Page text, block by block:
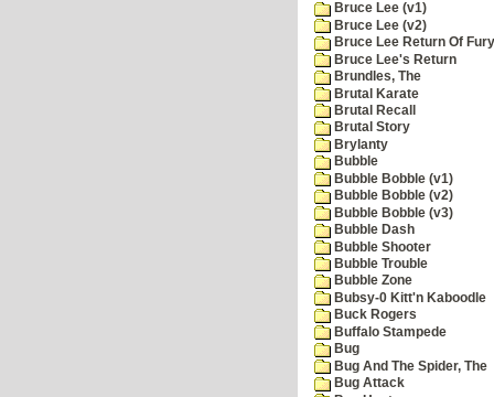
Bruce Lee (v1)
Bruce Lee (v2)
Bruce Lee Return Of Fury
Bruce Lee's Return
Brundles, The
Brutal Karate
Brutal Recall
Brutal Story
Brylanty
Bubble
Bubble Bobble (v1)
Bubble Bobble (v2)
Bubble Bobble (v3)
Bubble Dash
Bubble Shooter
Bubble Trouble
Bubble Zone
Bubsy-0 Kitt'n Kaboodle
Buck Rogers
Buffalo Stampede
Bug
Bug And The Spider, The
Bug Attack